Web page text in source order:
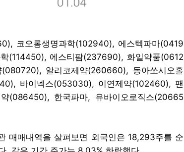
, 코오롱생명과학(102940), 에스텍파마(0419
(114450), 에스티팜(237690), 화일약품(0612
(080720), 알리코제약(260660), 동아쏘시오홀
, 바이넥스(053030), 이연제약(102460), 팬
약(086450), 한국파마, 유바이오로직스(20665
매매내역을 살펴보면 외국인은 18,293주를 순